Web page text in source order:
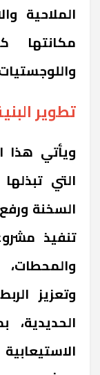
الملاحية
مكانتها
تطوير
ويأتي هذا
التي
السخنة
تنفيذ
وتعزيز